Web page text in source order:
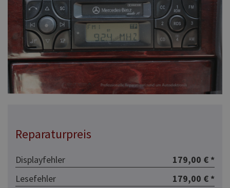
Reparaturpreis
Displayfehler
179,00 € *
Lesefehler
179,00 € *